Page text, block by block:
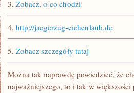
3. Zobacz, o co chodzi
4. http://jaegerzug-eichenlaub.de
5. Zobacz szczegóły tutaj
Można tak naprawdę powiedzieć, że
najważniejszego, to i tak w